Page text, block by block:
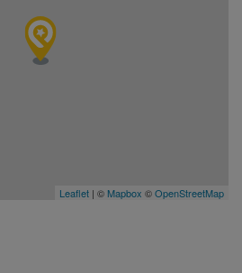
Leaflet | © Mapbox ©OpenStreetMap